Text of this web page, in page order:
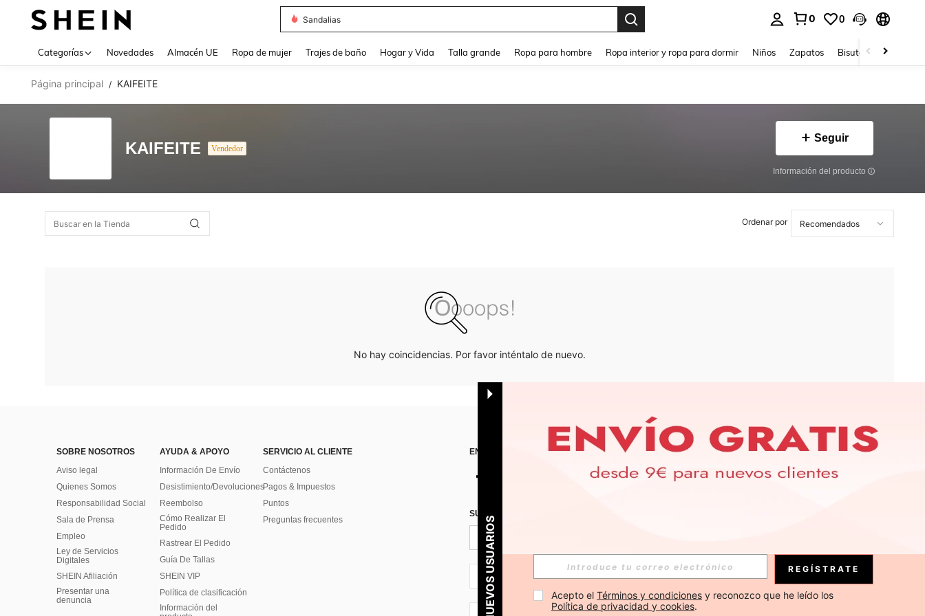
Sandalias
0 0
Categorías Novedades Almacén UE Ropa de mujer Trajes de baño Hogar y Vida Talla grande Ropa para hombre Ropa interior y ropa para dormir Niños Zapatos Bisutería Y
Página principal / KAIFEITE
KAIFEITE Vendedor
Seguir
Información del producto
Ordenar por
No hay coincidencias. Por favor inténtalo de nuevo.
SOBRE NOSOTROS
Aviso legal
Quienes Somos
Responsabilidad Social
Sala de Prensa
Empleo
Ley de Servicios
Digitales
SHEIN Afiliación
Presentar una
denuncia
AYUDA & APOYO
Información De Envío
Desistimiento/Devoluciones
Reembolso
Cómo Realizar El
Pedido
Rastrear El Pedido
Guía De Tallas
SHEIN VIP
Política de clasificación
​Información del
SERVICIO AL CLIENTE
Contáctenos
Pagos & Impuestos
Puntos
Preguntas frecuentes
ENCUÉNTRANOS EN APP
SUSCRÍBETE PARA RECIBIR OFERTAS EXCLUSIVAS, PROMOCIONES Y NOTICIAS DE SHEIN
ES + 34
PARA NUEVOS USUARIOS REGÍSTRATE
Acepto el Términos y condiciones y reconozco que he leído los
Política de privacidad y cookies.